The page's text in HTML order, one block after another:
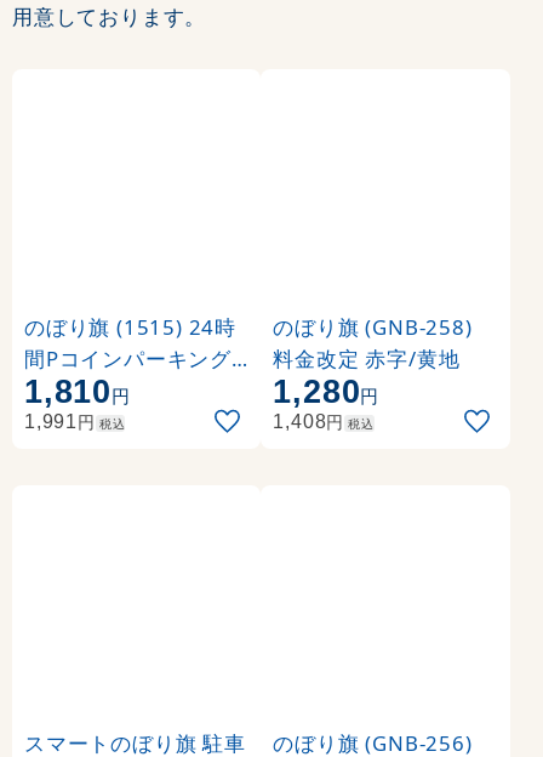
用意しております。
のぼり旗 (1515) 24時
間Pコインパーキング
時間貸し駐車場
1,810円
1,991円 税込
のぼり旗 (GNB-258)
料金改定 赤字/黄地
1,280円
1,408円 税込
スマートのぼり旗 駐車
のぼり旗 (GNB-256)